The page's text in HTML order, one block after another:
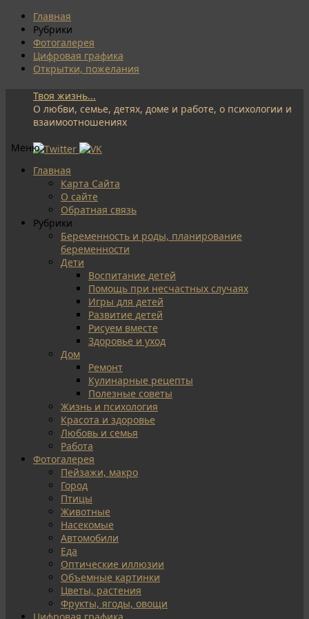
Главная
Рубрики
Фотогалерея
Цифровая графика
Открытки, пожелания
Твоя жизнь...
О любви, семье, детях, доме и работе, о психологии и
взаимоотношениях
Меню
Перейти
содержимому
Главная
Карта Сайта
О сайте
Обратная связь
Рубрики
Беременность и роды, планирование
беременности
Дети
Воспитание детей
Помощь при несчастных случаях
Игры для детей
Развитие детей
Рисуем вместе
Здоровье и уход
Дом
Ремонт
Кулинарные рецепты
Полезные советы
Жизнь и психология
Красота и здоровье
Любовь и семья
Работа
Фотогалерея
Пейзажи, макро
Город
Птицы
Животные
Насекомые
Автомобили
Еда
Оптические иллюзии
Объемные картинки
Цветы, растения
Фрукты, ягоды, овощи